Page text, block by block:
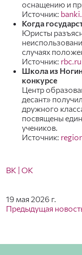
оснащению и
Источник:
Когда
Юристы
случаях
Источник: rbc.ru
Школа из
конкурсе
Центр
десант»
дружного
посвящены
учеников.
Источник:
ВК | ОК
19 мая 2026 г.
Предыдущая